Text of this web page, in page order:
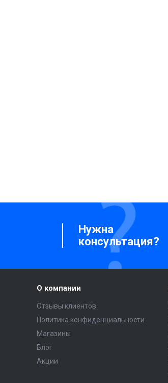
Нужна
консультация?
О компании
Отзывы клиентов
Политика конфиденциальности
Магазины
Блог
Акции